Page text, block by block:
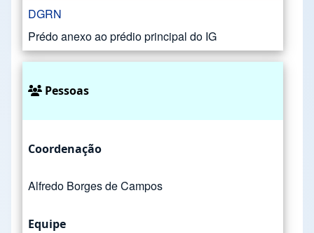
DGRN
Prédo anexo ao prédio principal do IG
Pessoas
Coordenação
Alfredo Borges de Campos
Equipe